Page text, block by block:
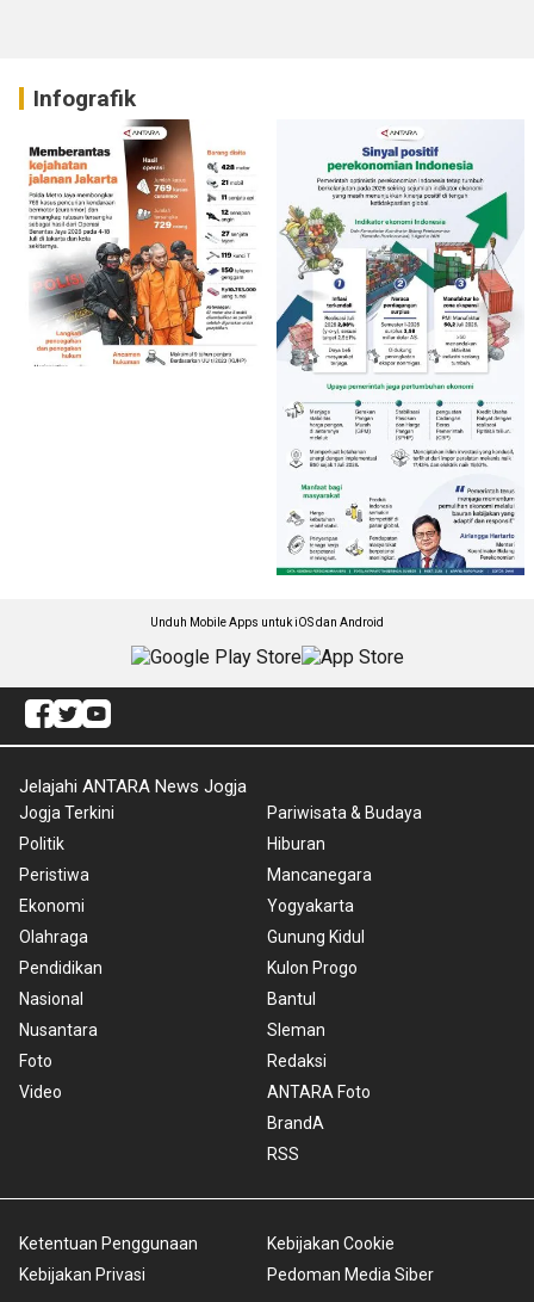
Infografik
Unduh Mobile Apps untuk iOS dan Android
Jelajahi ANTARA News Jogja
Jogja Terkini
Politik
Peristiwa
Ekonomi
Olahraga
Pendidikan
Nasional
Nusantara
Foto
Video
Pariwisata & Budaya
Hiburan
Mancanegara
Yogyakarta
Gunung Kidul
Kulon Progo
Bantul
Sleman
Redaksi
ANTARA Foto
BrandA
RSS
Ketentuan Penggunaan
Kebijakan Privasi
Kebijakan Cookie
Pedoman Media Siber